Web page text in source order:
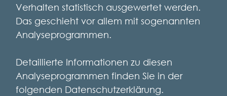
Verhalten statistisch ausgewertet werden.
Das geschieht vor allem mit sogenannten
Analyseprogrammen.
Detaillierte Informationen zu diesen
Analyseprogrammen finden Sie in der
folgenden Datenschutzerklärung.